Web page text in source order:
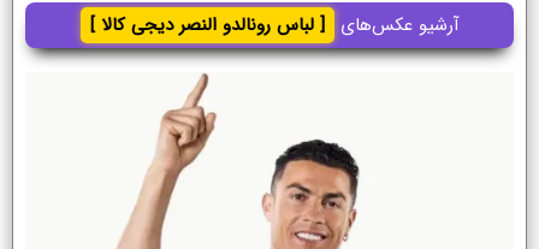
آرشیو عکس‌های [ لباس رونالدو النصر دیجی کالا ]